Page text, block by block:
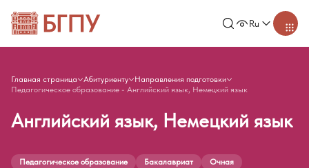
Ru
Главная страница Абитуриенту
Направления подготовки
Педагогическое образование - Английский язык, Немецкий язык
Английский язык, Немецкий язык
Педагогическое образование Бакалавриат Очная